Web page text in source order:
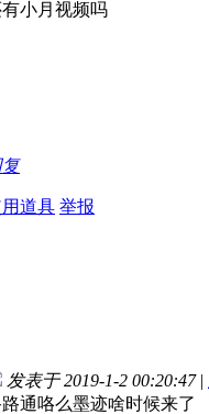
小月视频吗
道具 举报
发表于 2019-1-2 00:20:47 |
通咯么墨迹啥时候来了